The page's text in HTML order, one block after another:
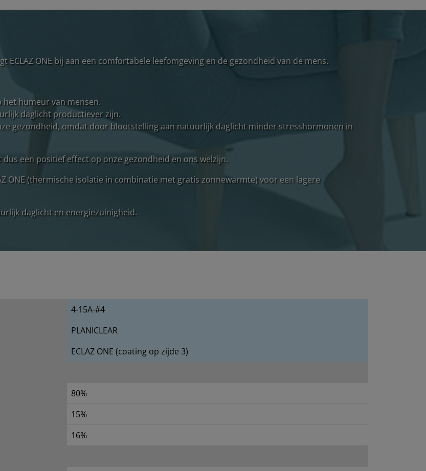
ONE bij aan een comfortabele leefomgeving en de gezondheid van de mens.
humeur van mensen.
daglicht productiever zijn.
gezondheid, omdat door blootstelling aan natuurlijk daglicht minder stresshormonen in
een positief effect op onze gezondheid en ons welzijn.
ONE (thermische isolatie in combinatie met gratis zonnewarmte) voor een lagere
daglicht en energiezuinigheid.
4-15A-#4
PLANICLEAR
ECLAZ ONE (coating op zijde 3)
80%
15%
16%